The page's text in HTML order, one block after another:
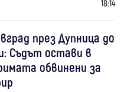
18:14
през Дупница до
Съдът остави в
обвинени за